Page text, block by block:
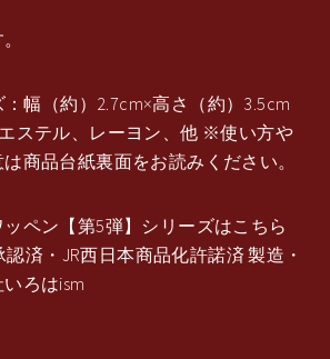
幅（約）2.7cm×高さ（約）3.5cm
ステル、レーヨン、他 ※使い方や
商品台紙裏面をお読みください。
ッペン【第5弾】シリーズはこちら
済・JR西日本商品化許諾済 製造・
ろはism